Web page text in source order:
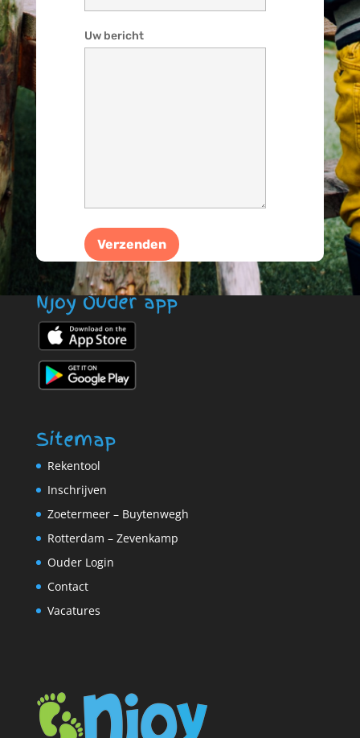
Uw bericht
Njoy Ouder app
Sitemap
Rekentool
Inschrijven
Zoetermeer – Buytenwegh
Rotterdam – Zevenkamp
Ouder Login
Contact
Vacatures